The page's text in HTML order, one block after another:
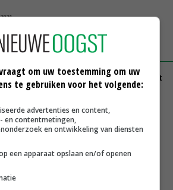
NAJK roepen leden op Brabants protest
vlogger Kees Huizinga: ‘Bezoek van
12:00
zoekt tweehonderd agrariërs die
om uw toestemming om uw
te gebruiken voor het volgende:
advertenties en content,
en contentmetingen,
en ontwikkeling van diensten
een apparaat opslaan en/of openen